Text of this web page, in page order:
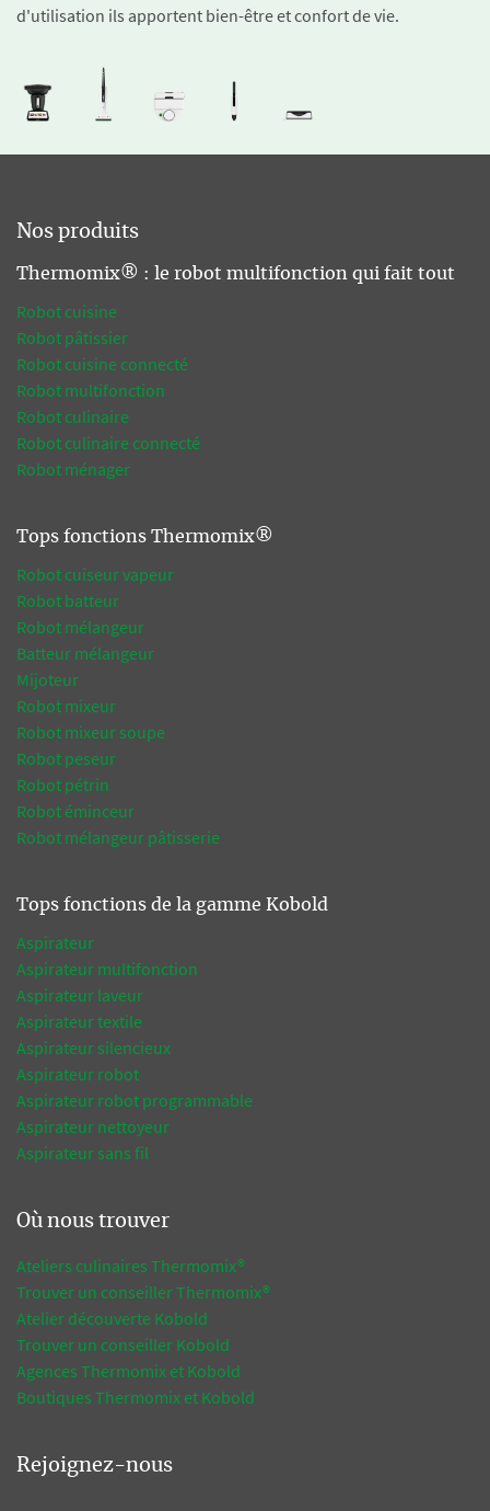
d'utilisation ils apportent bien-être et confort de vie.
Nos produits
Thermomix® : le robot multifonction qui fait tout
Robot cuisine
Robot pâtissier
Robot cuisine connecté
Robot multifonction
Robot culinaire
Robot culinaire connecté
Robot ménager
Tops fonctions Thermomix®
Robot cuiseur vapeur
Robot batteur
Robot mélangeur
Batteur mélangeur
Mijoteur
Robot mixeur
Robot mixeur soupe
Robot peseur
Robot pétrin
Robot éminceur
Robot mélangeur pâtisserie
Tops fonctions de la gamme Kobold
Aspirateur
Aspirateur multifonction
Aspirateur laveur
Aspirateur textile
Aspirateur silencieux
Aspirateur robot
Aspirateur robot programmable
Aspirateur nettoyeur
Aspirateur sans fil
Où nous trouver
Ateliers culinaires Thermomix®
Trouver un conseiller Thermomix®
Atelier découverte Kobold
Trouver un conseiller Kobold
Agences Thermomix et Kobold
Boutiques Thermomix et Kobold
Rejoignez-nous